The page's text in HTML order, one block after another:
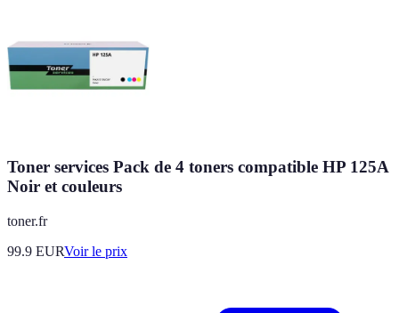
Toner services Pack de 4 toners compatible HP 125A
Noir et couleurs
toner.fr
99.9 EURVoir le prix